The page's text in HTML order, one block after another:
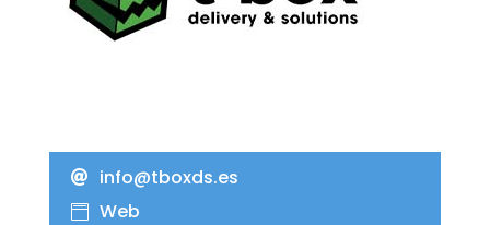
info@tboxds.es
Web